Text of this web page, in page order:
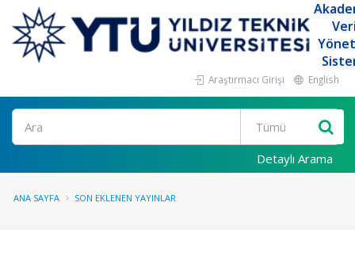
Araştırmacı Girişi English
Ara
Detaylı Arama
ANA SAYFA SON EKLENEN YAYINLAR